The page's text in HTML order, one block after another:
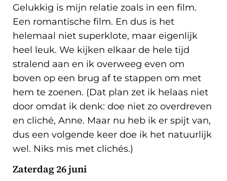
Gelukkig is mijn relatie zoals in een film.
Een romantische film. En dus is het
helemaal niet superklote, maar eigenlijk
heel leuk. We kijken elkaar de hele tijd
stralend aan en ik overweeg even om
boven op een brug af te stappen om met
hem te zoenen. (Dat plan zet ik helaas niet
door omdat ik denk: doe niet zo overdreven
en cliché, Anne. Maar nu heb ik er spijt van,
dus een volgende keer doe ik het natuurlijk
wel. Niks mis met clichés.)
Zaterdag 26 juni